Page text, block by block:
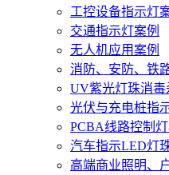
工控设备指示灯
交通指示灯案例
无人机应用案例
消防、安防、铁
UV紫光灯珠消毒
光伏与充电桩指
PCBA线路控制
汽车指示LED灯
高端商业照明、